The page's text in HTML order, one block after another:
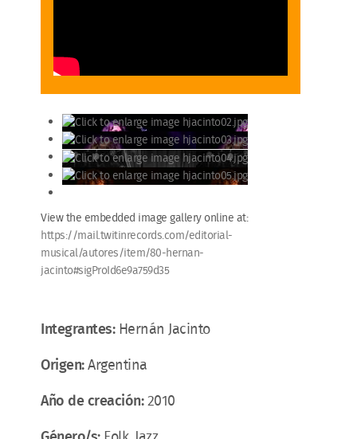
View the embedded image gallery online at:
https://mail.twitinrecords.com/editorial-
musical/autores/item/80-hernan-
jacinto#sigProId6e9a759d35
Integrantes: Hernán Jacinto
Origen:Argentina
Año de creación:2010